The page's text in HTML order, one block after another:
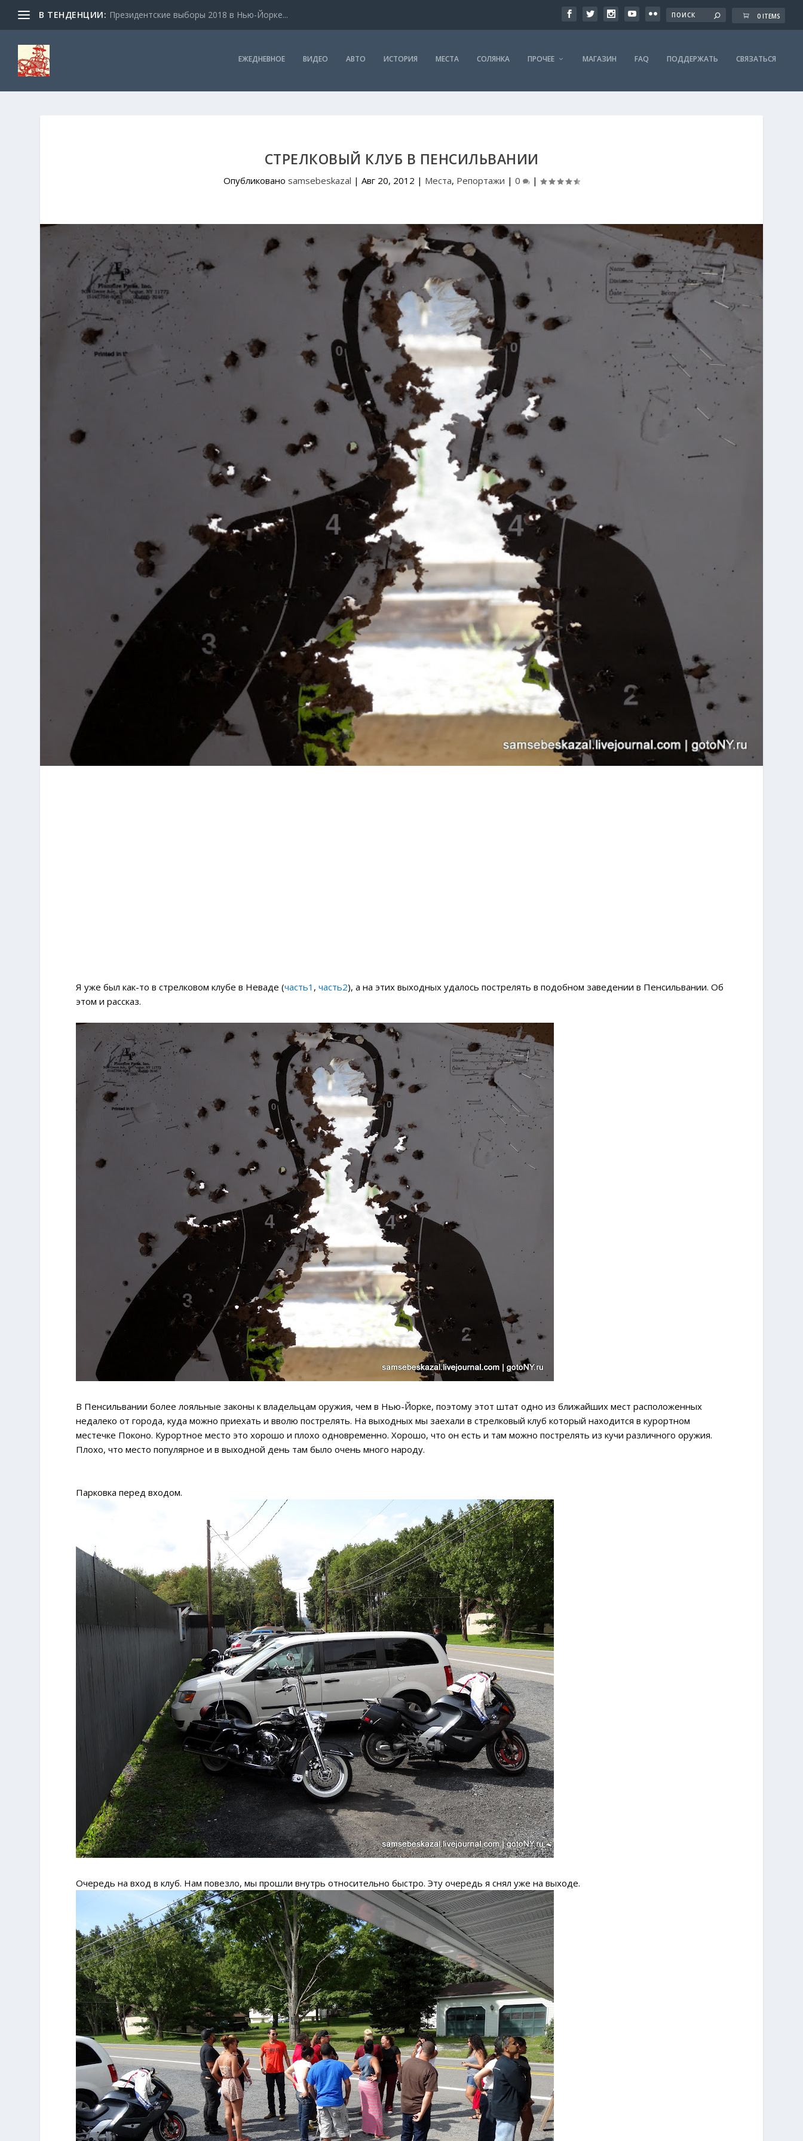
В ТЕНДЕНЦИИ: Президентские выборы 2018 в Нью-Йорке... 0 ITEMS
ЕЖЕДНЕВНОЕ ВИДЕО АВТО ИСТОРИЯ МЕСТА СОЛЯНКА ПРОЧЕЕ МАГАЗИН FAQ ПОДДЕРЖАТЬ СВЯЗАТЬСЯ
СТРЕЛКОВЫЙ КЛУБ В ПЕНСИЛЬВАНИИ
Опубликовано samsebeskazal | Авг 20, 2012 | Места, Репортажи | 0 |
Я уже был как-то в стрелковом клубе в Неваде (часть1 ,часть2), а на этих выходных удалось пострелять в подобном заведении в Пенсильвании. Об
этом и рассказ.
В Пенсильвании более лояльные законы к владельцам оружия, чем в Нью-Йорке, поэтому этот штат одно из ближайших мест расположенных
недалеко от города, куда можно приехать и вволю пострелять. На выходных мы заехали в стрелковый клуб который находится в курортном
местечке Поконо. Курортное место это хорошо и плохо одновременно. Хорошо, что он есть и там можно пострелять из кучи различного оружия.
Плохо, что место популярное и в выходной день там было очень много народу.
Парковка перед входом.
Очередь на вход в клуб. Нам повезло, мы прошли внутрь относительно быстро. Эту очередь я снял уже на выходе.